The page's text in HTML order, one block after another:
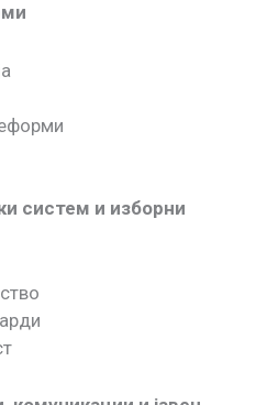
систем и изборни